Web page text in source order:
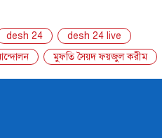
desh 24
desh 24 live
মুফতি সৈয়দ ফয়জুল করীম